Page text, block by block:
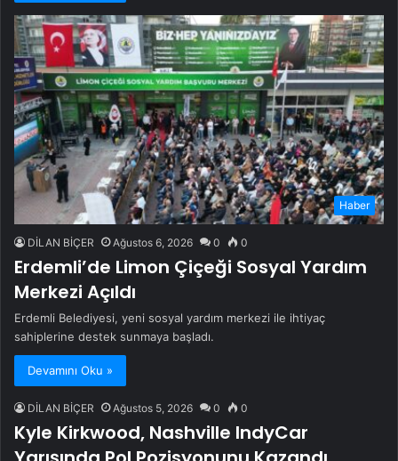
Haber
DİLAN BİÇER Ağustos 6, 2026 0 0
Erdemli’de Limon Çiçeği Sosyal Yardım
Merkezi Açıldı
Erdemli Belediyesi, yeni sosyal yardım merkezi ile ihtiyaç
sahiplerine destek sunmaya başladı.
Devamını Oku »
DİLAN BİÇER Ağustos 5, 2026 0 0
Kyle Kirkwood, Nashville IndyCar